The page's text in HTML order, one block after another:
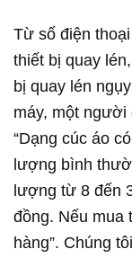
Từ số điện
thiết bị quay
bị quay lén
máy, một người
“Dạng cúc áo
lượng bình
lượng từ 8 đến
đồng. Nếu mua
hàng”. Chúng